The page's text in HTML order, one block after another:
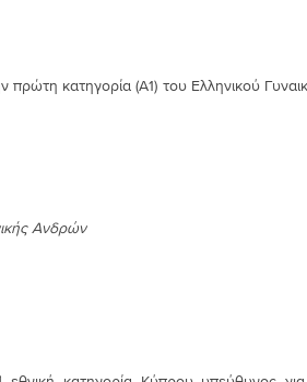
κατηγορία (A1) του Ελληνικού
Ανδρών